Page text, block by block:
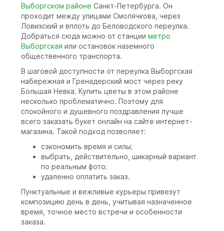
Выборгском районе Санкт-Петербурга. Он
проходит между улицами Смолячкова, через
Ловизский и вплоть до Беловодского переулка.
Добраться сюда можно от станции метро
Выборгская или остановок наземного
общественного транспорта.
В шаговой доступности от переулка Выборгская
набережная и Гренадерский мост через реку
Большая Невка. Купить цветы в этом районе
несколько проблематично. Поэтому для
спокойного и душевного поздравления лучше
всего заказать букет онлайн на сайте интернет-
магазина. Такой подход позволяет:
сэкономить время и силы;
выбрать, действительно, шикарный вариант
по реальным фото;
удаленно оплатить заказ.
Пунктуальные и вежливые курьеры привезут
композицию день в день, учитывая назначенное
время, точное место встречи и особенности
заказа.